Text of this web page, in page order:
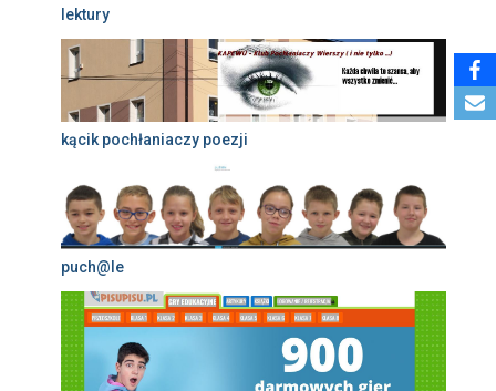
lektury
kącik pochłaniaczy poezji
puch@le